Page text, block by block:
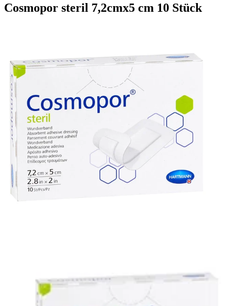
Cosmopor steril 7,2cmx5 cm 10 Stück